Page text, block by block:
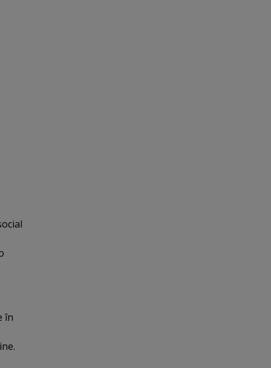
în